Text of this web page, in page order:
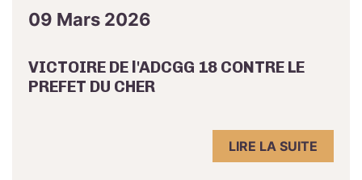
09 Mars 2026
VICTOIRE DE l'ADCGG 18 CONTRE LE
PREFET DU CHER
LIRE LA SUITE